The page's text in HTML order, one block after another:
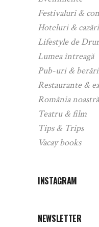
Festivaluri &
Hoteluri & cazări
Lifestyle de
Lumea întreagă
Pub-uri &
Restaurante &
România noastră
Teatru & film
Tips & Trips
Vacay books
INSTAGRAM
NEWSLETTER